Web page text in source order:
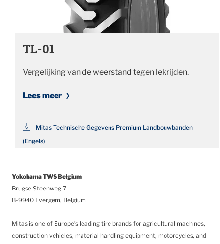
TL-01
Vergelijking van de weerstand tegen lekrijden.
Lees meer
Mitas Technische Gegevens Premium Landbouwbanden
(Engels)
Yokohama TWS Belgium
Brugse Steenweg 7
B-9940 Evergem, Belgium
Mitas is one of Europe’s leading tire brands for agricultural machines,
construction vehicles, material handling equipment, motorcycles, and